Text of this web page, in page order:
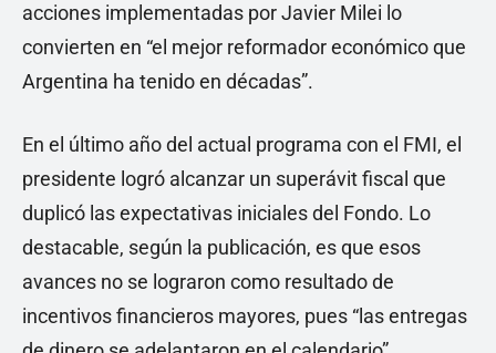
acciones implementadas por Javier Milei lo
convierten en “el mejor reformador económico que
Argentina ha tenido en décadas”.
En el último año del actual programa con el FMI, el
presidente logró alcanzar un superávit fiscal que
duplicó las expectativas iniciales del Fondo. Lo
destacable, según la publicación, es que esos
avances no se lograron como resultado de
incentivos financieros mayores, pues “las entregas